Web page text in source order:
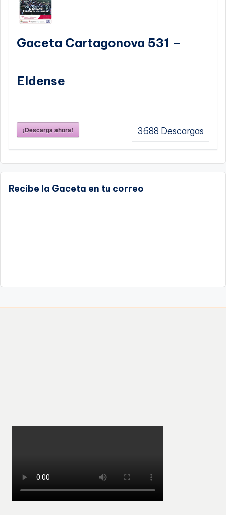
Gaceta Cartagonova 531 –
Eldense
¡Descarga ahora! 3688 Descargas
Recibe la Gaceta en tu correo